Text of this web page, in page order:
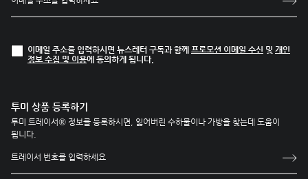
이메일 주소를 입력하시면 뉴스레터 구독과 함께 프로모션 이메일 수신 및 개인
정보 수집 및 이용에 동의하게 됩니다.
투미 상품 등록하기
투미 트레이서® 정보를 등록하시면, 잃어버린 수하물이나 가방을 찾는데 도움이
됩니다.